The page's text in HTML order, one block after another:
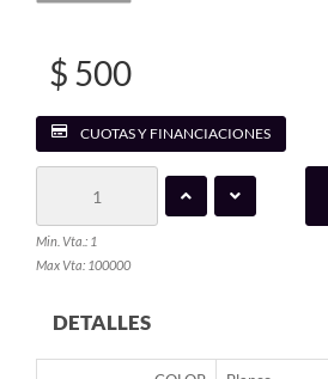
$ 500
CUOTAS Y FINANCIACIONES
Min. Vta.: 1
Max Vta: 100000
DETALLES